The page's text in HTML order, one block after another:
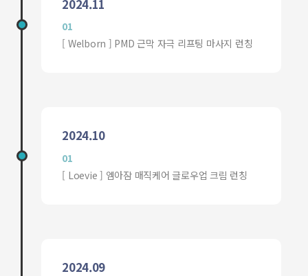
2024.11
01
[ Welborn ] PMD 근막 자극 리프팅 마사지 런칭
2024.10
01
[ Loevie ] 엠아잠 매직케어 글로우업 크림 런칭
2024.09